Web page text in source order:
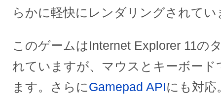
らかに軽快にレンダリングされてい
このゲームはInternet Explorer 11の
れていますが、マウスとキーボー
ます。さらにGamepad APIにも対